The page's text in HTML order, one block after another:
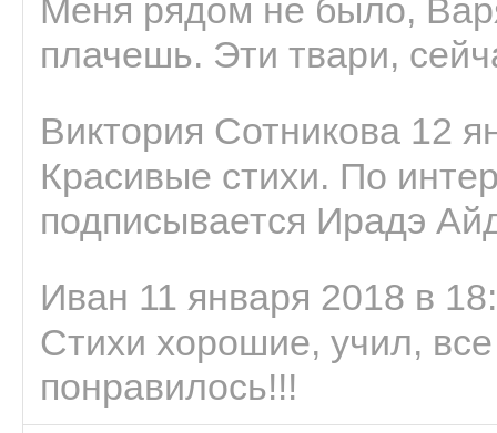
Меня рядом не было,
плачешь. Эти твари,
Виктория Сотникова 12
Красивые стихи. По
подписывается Ирадэ
Иван 11 января 2018 в
Стихи хорошие, учил,
понравилось!!!